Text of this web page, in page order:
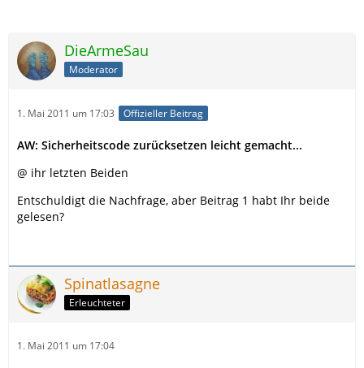
DieArmeSau
Moderator
1. Mai 2011 um 17:03 Offizieller Beitrag
AW: Sicherheitscode zurücksetzen leicht gemacht...
@ ihr letzten Beiden
Entschuldigt die Nachfrage, aber Beitrag 1 habt Ihr beide
gelesen?
Spinatlasagne
Erleuchteter
1. Mai 2011 um 17:04